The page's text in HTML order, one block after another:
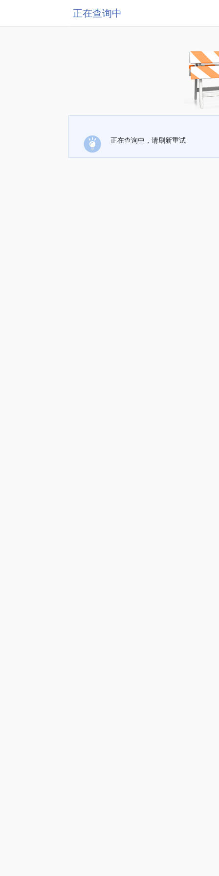
正在查询中
正在查询中，请刷新重试